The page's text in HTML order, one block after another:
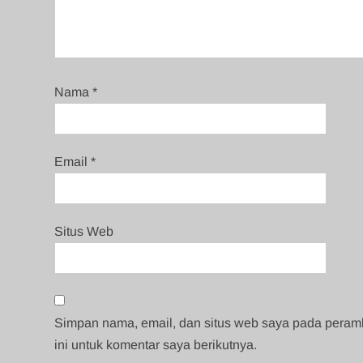
Nama*
Email*
Situs Web
Simpan nama, email, dan situs web saya pada
ini untuk komentar saya berikutnya.